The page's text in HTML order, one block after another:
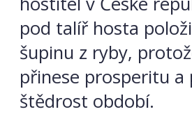
pod talíř hosta
šupinu z ryby,
přinese prosperitu a
štědrost období.